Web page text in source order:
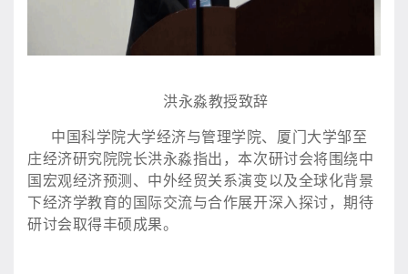
洪永淼教授致辞
中国科学院大学经济与管理学院、厦门大学邹至
庄经济研究院院长洪永淼指出，本次研讨会将围绕中
国宏观经济预测、中外经贸关系演变以及全球化背景
下经济学教育的国际交流与合作展开深入探讨，期待
研讨会取得丰硕成果。